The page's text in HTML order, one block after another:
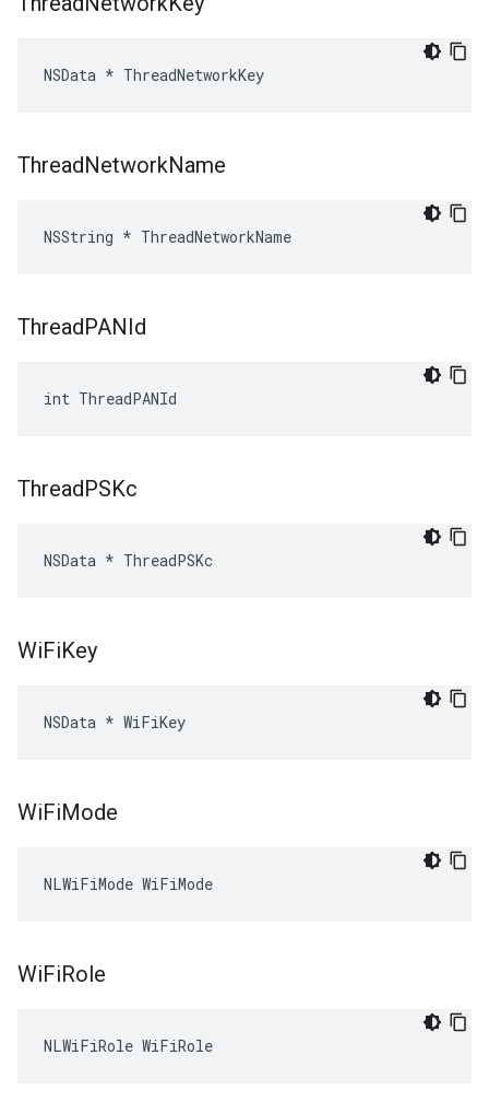
NSData * ThreadNetworkKey
ThreadNetworkName
NSString * ThreadNetworkName
ThreadPANId
int ThreadPANId
ThreadPSKc
NSData * ThreadPSKc
WiFiKey
NSData * WiFiKey
WiFiMode
NLWiFiMode WiFiMode
WiFiRole
NLWiFiRole WiFiRole